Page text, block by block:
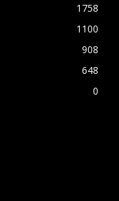
1758
1100
908
648
0